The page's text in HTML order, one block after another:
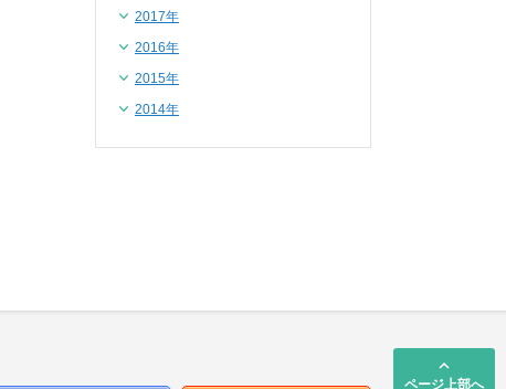
2017年
2016年
2015年
2014年
keyboard_arrow_up
ページ上部へ